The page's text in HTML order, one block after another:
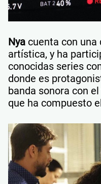
Nya cuenta con
artística, y ha
conocidas series
donde es
banda sonora con
que ha compuesto